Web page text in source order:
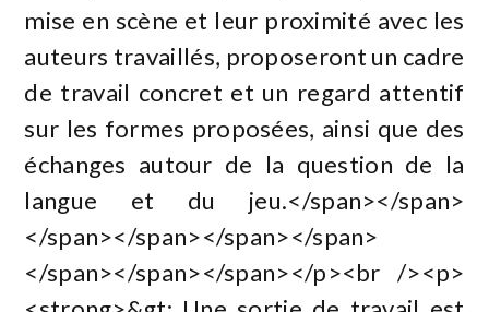
mise en scène et leur proximité avec les
auteurs travaillés, proposeront un cadre
de travail concret et un regard attentif
sur les formes proposées, ainsi que des
échanges autour de la question de la
langue et du jeu.</span></span>
</span></span></span></span>
</span></span></span></p><br /><p>